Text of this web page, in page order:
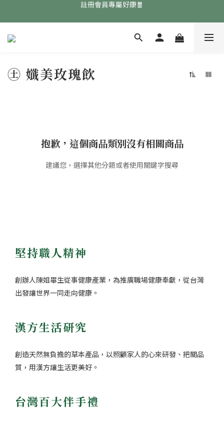
免費領取『均衡養生飲』點擊領取👉
免費領取『均衡養生飲』點擊領取👉
㊏ 孅美玫瑰飲
抱歉，這個商品類別沒有相關商品
建議您，選擇其他分類或者使用關鍵字搜尋
堅持職人精神
創辦人陳姐畢生從事健康產業，為推廣職場健康奉獻，從台灣
出發讓世界一同走向健康。
漢方生活研究
創造天然無負擔的草本產品，以照顧家人的心來研發、把關品
質，用漢方讓生活更美好。
台灣百大伴手禮